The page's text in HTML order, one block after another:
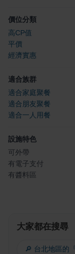
價位分類
高CP值
平價
經濟實惠
適合族群
適合家庭聚餐
適合朋友聚餐
適合一人用餐
設施特色
可外帶
有電子支付
有醬料區
大家都在搜尋
🔎 台北地區的